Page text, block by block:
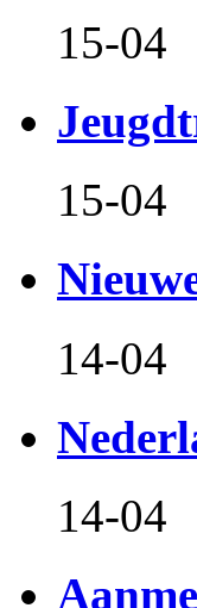
15-04
15-04
14-04
14-04